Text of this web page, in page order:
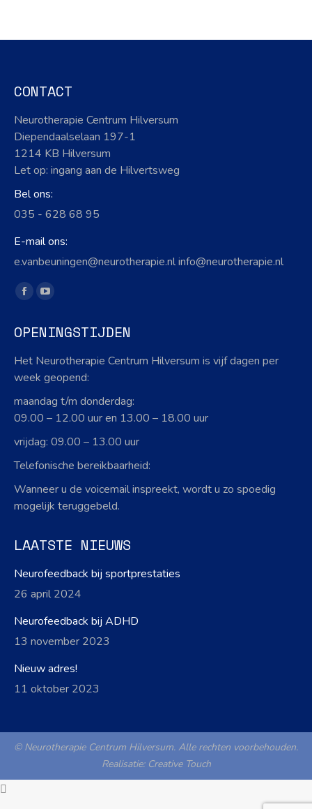
CONTACT
Neurotherapie Centrum Hilversum
Diependaalselaan 197-1
1214 KB Hilversum
Let op: ingang aan de Hilvertsweg
Bel ons:
035 - 628 68 95
E-mail ons:
e.vanbeuningen@neurotherapie.nl info@neurotherapie.nl
Vind ons op:
Facebook
opens
in
new
YouTube
opens
new
OPENINGSTIJDEN
Het Neurotherapie Centrum Hilversum is vijf dagen per
week geopend:
maandag t/m donderdag:
09.00 – 12.00 uur en 13.00 – 18.00 uur
vrijdag: 09.00 – 13.00 uur
Telefonische bereikbaarheid:
Wanneer u de voicemail inspreekt, wordt u zo spoedig
mogelijk teruggebeld.
LAATSTE NIEUWS
Neurofeedback bij sportprestaties
26 april 2024
Neurofeedback bij ADHD
13 november 2023
Nieuw adres!
11 oktober 2023
© Neurotherapie Centrum Hilversum. Alle rechten voorbehouden.
Realisatie: Creative Touch